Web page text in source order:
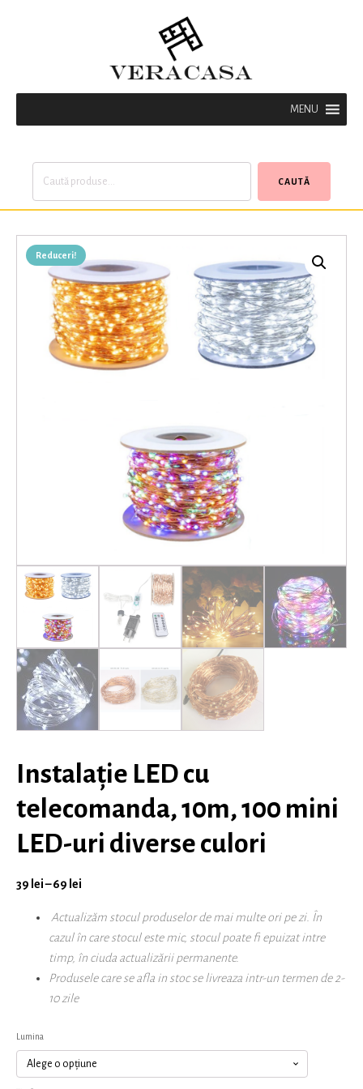
MENU
Caută
CAUTĂ
Reduceri!
Instalație LED cu
telecomanda, 10m, 100 mini
LED-uri diverse culori
39 lei–69 lei
Actualizăm stocul produselor de mai multe ori pe zi. În
cazul în care stocul este mic, stocul poate fi epuizat intre
timp, în ciuda actualizării permanente.
Produsele care se afla in stoc se livreaza intr-un termen de 2-
10 zile
Lumina